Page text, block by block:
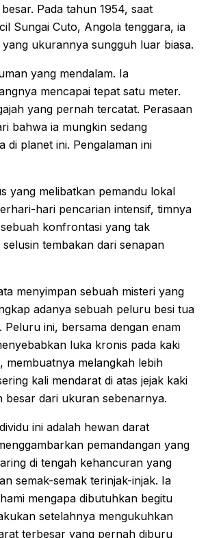
Pada tahun 1954, saat
Sungai Cuto, Angola tenggara, ia
ukurannya sungguh luar biasa.
yang mendalam. Ia
mencapai tepat satu meter.
yang pernah tercatat. Perasaan
bahwa ia mungkin sedang
di planet ini. Pengalaman ini
yang melibatkan pemandu lokal
hari pencarian intensif, timnya
konfrontasi yang tak
tembakan dari senapan
menyimpan sebuah misteri yang
adanya sebuah peluru besi tua
ini, bersama dengan enam
luka kronis pada kaki
membuatnya melangkah lebih
kali mendarat di atas jejak kaki
besar dari ukuran sebenarnya.
ini adalah hewan darat
pemandangan yang
di tengah kehancuran yang
semak-semak terinjak-injak. Ia
mengapa dibutuhkan begitu
setelahnya mengukuhkan
terbesar yang pernah diburu